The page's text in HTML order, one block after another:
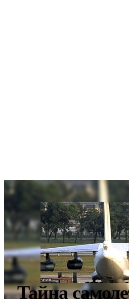
Тайна